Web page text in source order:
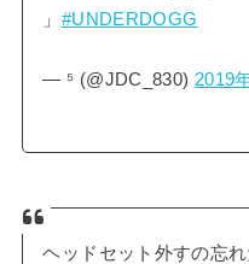
」 #UNDERDOGG
— ⁵ (@JDC_830) 2019
ヘッドセット外すの忘